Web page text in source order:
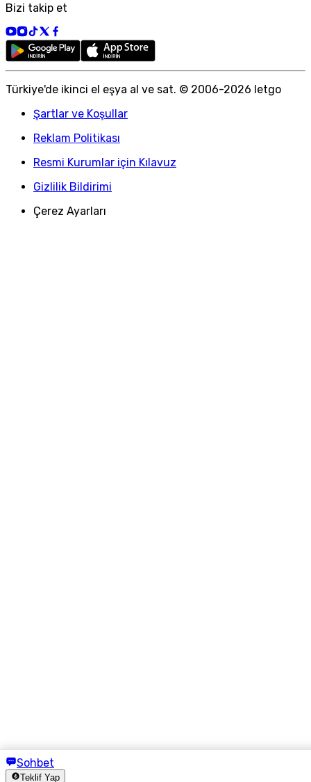
Sohbet
Teklif Yap
Bizi takip et
Türkiye'de ikinci el eşya al ve sat. © 2006-2026 letgo
Şartlar ve Koşullar
Reklam Politikası
Resmi Kurumlar için Kılavuz
Gizlilik Bildirimi
Çerez Ayarları